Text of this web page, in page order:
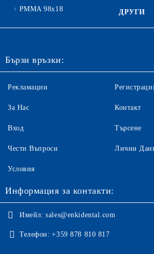
PMMA 98x18 ДРУГИ
Бързи връзки:
Рекламации
За Нас
Вход
Чести Въпроси
Контакт
Търсене
Лични
Условия
Информация за контакти:
Имейл: sales@enkidental.com
Телефон: +359 878 810 817